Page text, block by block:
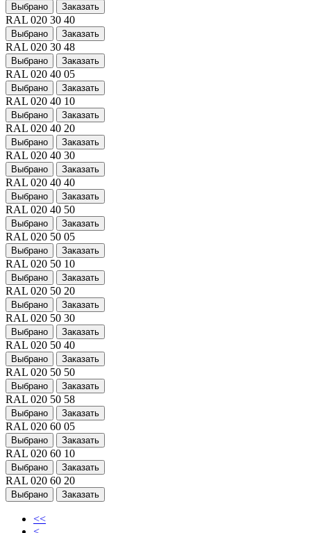
Выбрано Заказать
RAL 020 30 40
Выбрано Заказать
RAL 020 30 48
Выбрано Заказать
RAL 020 40 05
Выбрано Заказать
RAL 020 40 10
Выбрано Заказать
RAL 020 40 20
Выбрано Заказать
RAL 020 40 30
Выбрано Заказать
RAL 020 40 40
Выбрано Заказать
RAL 020 40 50
Выбрано Заказать
RAL 020 50 05
Выбрано Заказать
RAL 020 50 10
Выбрано Заказать
RAL 020 50 20
Выбрано Заказать
RAL 020 50 30
Выбрано Заказать
RAL 020 50 40
Выбрано Заказать
RAL 020 50 50
Выбрано Заказать
RAL 020 50 58
Выбрано Заказать
RAL 020 60 05
Выбрано Заказать
RAL 020 60 10
Выбрано Заказать
RAL 020 60 20
Выбрано Заказать
<<